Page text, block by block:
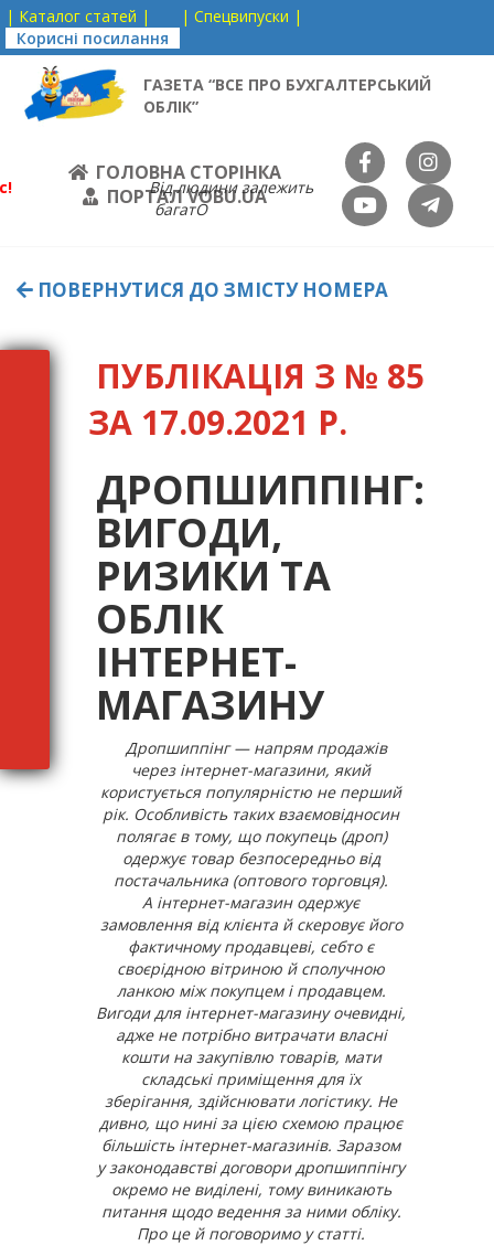
| Каталог статей |
| Спецвипуски |
Корисні посилання
ГАЗЕТА “ВСЕ ПРО БУХГАЛТЕРСЬКИЙ
ОБЛІК”
ГОЛОВНА СТОРІНКА
ПОРТАЛ VOBU.UA
Від людини залежить
багатО
ПОВЕРНУТИСЯ ДО ЗМІСТУ НОМЕРА
ПУБЛІКАЦІЯ З № 85
ЗА 17.09.2021 Р.
ДРОПШИППІНГ:
ВИГОДИ,
РИЗИКИ ТА
ОБЛІК
ІНТЕРНЕТ-
МАГАЗИНУ
Дропшиппінг — напрям продажів
через інтернет-магазини, який
користується популярністю не перший
рік. Особливість таких взаємовідносин
полягає в тому, що покупець (дроп)
одержує товар безпосередньо від
постачальника (оптового торговця).
А інтернет-магазин одержує
замовлення від клієнта й скеровує його
фактичному продавцеві, себто є
своєрідною вітриною й сполучною
ланкою між покупцем і продавцем.
Вигоди для інтернет-магазину очевидні,
адже не потрібно витрачати власні
кошти на закупівлю товарів, мати
складські приміщення для їх
зберігання, здійснювати логістику. Не
дивно, що нині за цією схемою працює
більшість інтернет-магазинів. Заразом
у законодавстві договори дропшиппінгу
окремо не виділені, тому виникають
питання щодо ведення за ними обліку.
Про це й поговоримо у статті.